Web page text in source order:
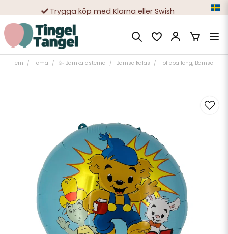
Trygga köp med Klarna eller Swish
10 000-tals nöjda kunder
Hem Tema 🥳 Barnkalastema Bamse kalas Folieballong, Bamse